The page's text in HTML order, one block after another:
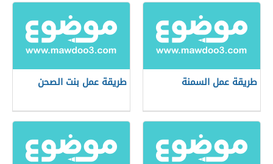
طريقة عمل السمنة طريقة عمل بنت الصحن